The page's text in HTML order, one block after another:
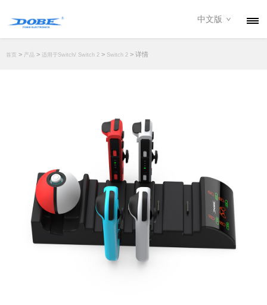
经销商
中文版
首页 > 产品 > 适用于Switch/ Switch 2 > Switch 2 > 详情